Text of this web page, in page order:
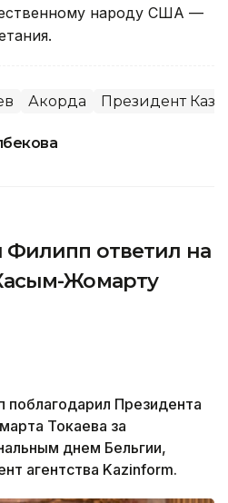
народу США —
Акорда Президент
Филипп ответил на
Жомарту
поблагодарил Президента
Токаева за
днем Бельгии,
агентства Kazinform.